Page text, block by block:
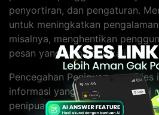
penyortiran, dan pengaturan.
untuk meningkatkan
misalnya, menghentikan
pesan yang sama dua kali.
Pencegahan Penipuan - cookies
informasi yang membantu kami
penipuan di Website kami.